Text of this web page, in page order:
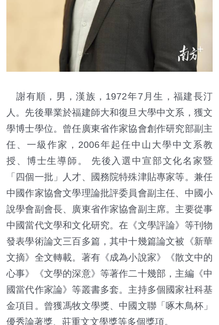
謝有順，男，漢族，1972年7月生，福建長汀
人。先後畢業於福建師大和復旦大學中文系，獲文
學博士學位。曾任廣東省作家協會創作研究部副主
任、一級作家，2006年起任中山大學中文系教
授、博士生導師。 先後入選中宣部文化名家暨
「四個一批」人才、國務院特殊津貼專家等。兼任
中國作家協會文學理論批評委員會副主任、中國小
說學會副會長、廣東省作家協會副主席。主要從事
中國當代文學和文化研究。在《文學評論》等刊物
發表學術論文三百多篇，其中十幾篇論文被《新華
文摘》全文轉載。著有《成為小說家》《散文中的
心事》《文學的深意》等著作二十幾部，主編《中
國當代作家論》等叢書多套。主持多個國家社科基
金項目。曾獲馮牧文學獎、中國文聯「啄木鳥杯」
優秀論著獎、莊重文文學獎等多個獎項。